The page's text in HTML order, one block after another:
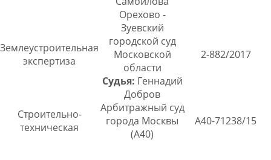
Землеустроительная
экспертиза
Орехово -
Зуевский
городской суд
Московской
области
Судья: Геннадий
Добров
2-882/2017
Строительно-
техническая
Арбитражный суд
города Москвы
(А40)
А40-71238/15